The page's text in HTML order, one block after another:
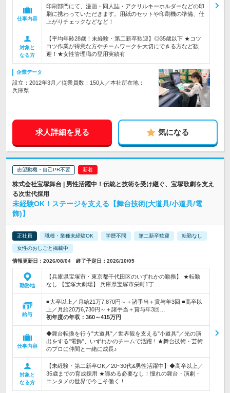
仕事内容
印刷部門にて、漫画・同人誌・アクリルキーホルダーなどの印
刷に携わっていただきます。用紙のセットや印刷機の準備、仕
上がりチェックなどなど！
対象と
なる方
【平均年齢28歳！未経験・第二新卒歓迎】◎35歳以下 ★コツ
コツ作業が得意な方やチームワークを大切にできる方など歓
迎！★女性管理職の登用実績有
企業データ
設立：2012年3月／従業員数：150人／本社所在地：
兵庫県
求人詳細を見る 気になる
志望動機・自己PR不要
株式会社宝塚舞台 | 男性活躍中！伝統と技術を受け継ぐ、宝塚歌劇を支え
る次世代採用
未経験OK！ステージを支える【舞台技術(大道具/小道具/電
飾)】
正社員 職種・業種未経験OK 学歴不問 第二新卒歓迎 転勤なし
女性のおしごと掲載中
情報更新日：2026/08/04 終了予定日：2026/10/05
勤務地
【兵庫県宝塚市・東京都千代田区のいずれかの勤務】 ★転勤
なし 【宝塚大劇場】 兵庫県宝塚市栄町1丁…
給与
■大卒以上／月給21万7,870円～＋諸手当＋賞与年3回 ■高卒以
上／月給20万6,730円～＋諸手当＋賞与年3回…
初年度の年収： 360～415万円
仕事内容
◆舞台転換を行う"大道具"／世界観を支える"小道具"／光の演
出をする"電飾"、いずれかのチームで活躍！★舞台技術・芸術
のプロに仲間と一緒に成長♪
対象と
なる方
【未経験・第二新卒OK／20~30代&男性活躍中】◆高卒以上／
35歳までの育成採用 ★諦める必要なし！憧れの舞台・演劇・
エンタメの世界で今こそ働く！